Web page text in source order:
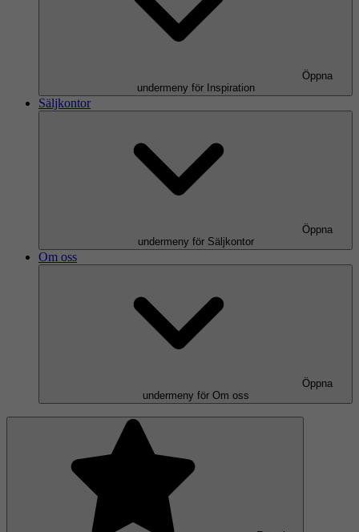
Öppna
undermeny för Inspiration
Säljkontor
Öppna
undermeny för Säljkontor
Om oss
Öppna
undermeny för Om oss